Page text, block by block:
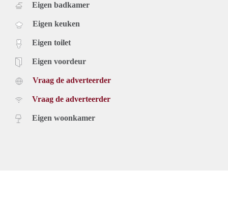
Eigen badkamer
Eigen keuken
Eigen toilet
Eigen voordeur
Vraag de adverteerder
Vraag de adverteerder
Eigen woonkamer